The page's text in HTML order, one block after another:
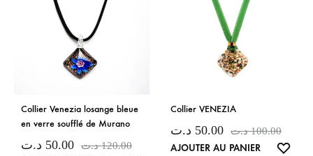
Collier Venezia losange bleue
en verre soufflé de Murano
50.00 د.ت 120.00 د.ت
Collier VENEZIA
50.00 د.ت 100.00 د.ت
AJOUTER AU PANIER